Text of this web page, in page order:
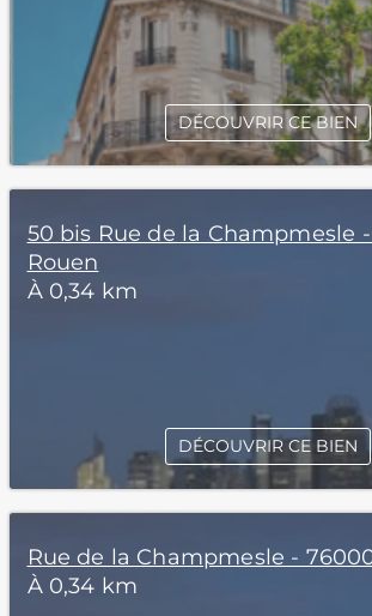
DÉCOUVRIR CE BIEN
50 bis Rue de la Champmesle
Rouen
À 0,34 km
DÉCOUVRIR CE BIEN
Rue de la Champmesle -
À 0,34 km